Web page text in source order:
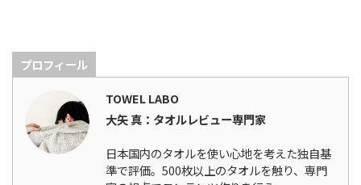
プロフィール
TOWEL LABO
大矢 真：タオルレビュー専門家
日本国内のタオルを使い心地を考えた独自基
準で評価。500枚以上のタオルを触り、専門